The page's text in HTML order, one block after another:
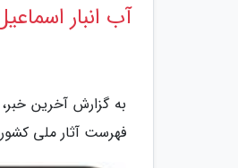
آب انبار
به گزارش آخرین
فهرست آثار ملی